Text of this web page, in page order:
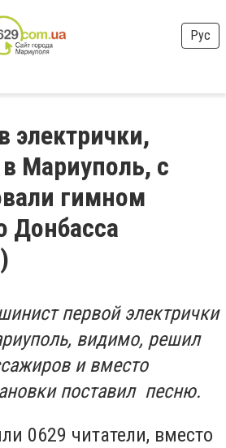
Рус
электрички,
Мариуполь, с
гимном
Донбасcа
первой электрички
видимо, решил
и вместо
поставил песню.
0629 читатели, вместо